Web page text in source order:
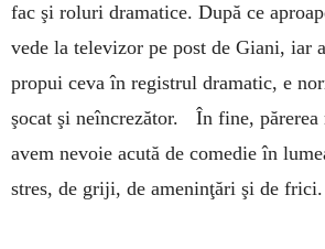
fac şi roluri dramatice. După ce
vede la televizor pe post de Giani, iar
propui ceva în registrul dramatic, e
şocat şi neîncrezător. În fine, părerea
avem nevoie acută de comedie în
stres, de griji, de ameninţări şi de frici.